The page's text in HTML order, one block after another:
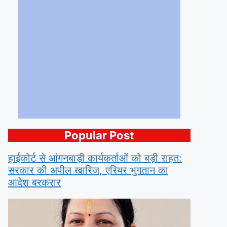
Popular Post
हाईकोर्ट से आंगनबाड़ी कार्यकर्ताओं को बड़ी राहत:
सरकार की अपील खारिज, एरियर भुगतान का
आदेश बरकरार